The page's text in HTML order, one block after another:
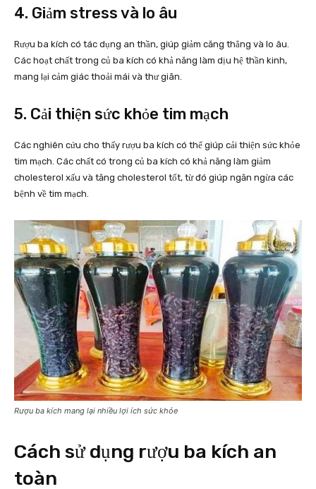
4. Giảm stress và lo âu
Rượu ba kích có tác dụng an thần, giúp giảm căng thẳng và lo âu.
Các hoạt chất trong củ ba kích có khả năng làm dịu hệ thần kinh,
mang lại cảm giác thoải mái và thư giãn.
5. Cải thiện sức khỏe tim mạch
Các nghiên cứu cho thấy rượu ba kích có thể giúp cải thiện sức khỏe
tim mạch. Các chất có trong củ ba kích có khả năng làm giảm
cholesterol xấu và tăng cholesterol tốt, từ đó giúp ngăn ngừa các
bệnh về tim mạch.
Rượu ba kích mang lại nhiều lợi ích sức khỏe
Cách sử dụng rượu ba kích an
toàn